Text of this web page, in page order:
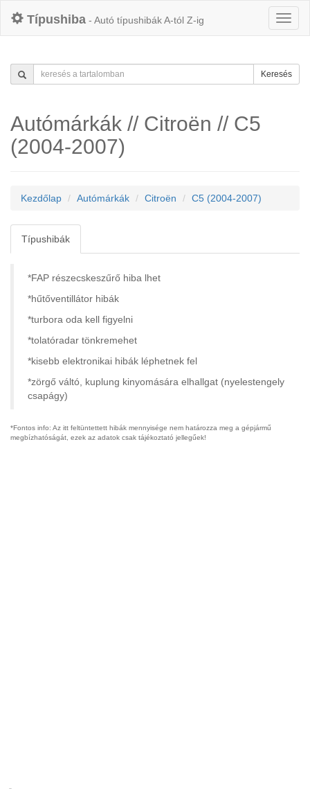
Típushiba - Autó típushibák A-tól Z-ig
Keresés
Autómárkák // Citroën // C5
(2004-2007)
Kezdőlap Autómárkák Citroën C5 (2004-2007)
Típushibák
*FAP részecskeszűrő hiba lhet
*hűtőventillátor hibák
*turbora oda kell figyelni
*tolatóradar tönkremehet
*kisebb elektronikai hibák léphetnek fel
*zörgő váltó, kuplung kinyomására elhallgat (nyelestengely
csapágy)
*Fontos info: Az itt feltüntettett hibák mennyisége nem határozza meg a gépjármű
megbízhatóságát, ezek az adatok csak tájékoztató jellegűek!